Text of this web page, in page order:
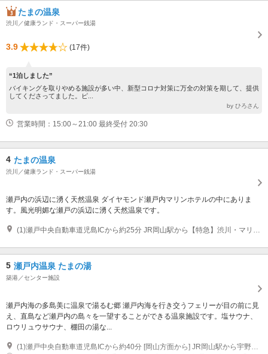
たまの温泉
渋川／健康ランド・スーパー銭湯
3.9 (17件)
“1泊しました”
バイキングを取りやめる施設が多い中、新型コロナ対策に万全の対策を期して、提供
してくださってました。ピ...
by ひろさん
営業時間：15:00～21:00 最終受付 20:30
4 たまの温泉
渋川／健康ランド・スーパー銭湯
瀬戸内の浜辺に湧く天然温泉 ダイヤモンド瀬戸内マリンホテルの中にありま
す。風光明媚な瀬戸の浜辺に湧く天然温泉です。
(1)瀬戸中央自動車道児島ICから約25分 JR岡山駅から【特急】渋川・マリンホテル行きバス約80分「渋川・マリンホテル」下車すぐ
5 瀬戸内温泉 たまの湯
築港／センター施設
瀬戸内海の多島美に温泉で湯るむ郷 瀬戸内海を行き交うフェリーが目の前に見
え、直島など瀬戸内の島々を一望することができる温泉施設です。塩サウナ、
ロウリュウサウナ、棚田の湯な...
(1)瀬戸中央自動車道児島ICから約40分 [岡山方面から] JR岡山駅から宇野みなと線で宇野駅まで約50分 宇野駅から徒歩5分 [四国方面から] JR高松駅から予讃線 快速マリンライナーで茶屋町駅まで約40分 茶屋町駅からJR宇野みなと線で宇野駅まで約30分 宇野駅から徒歩5分